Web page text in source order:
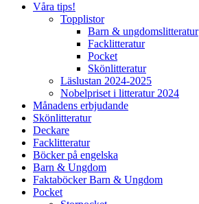
Våra tips!
Topplistor
Barn & ungdomslitteratur
Facklitteratur
Pocket
Skönlitteratur
Läslustan 2024-2025
Nobelpriset i litteratur 2024
Månadens erbjudande
Skönlitteratur
Deckare
Facklitteratur
Böcker på engelska
Barn & Ungdom
Faktaböcker Barn & Ungdom
Pocket